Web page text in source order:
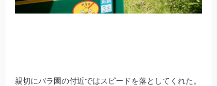
親切にバラ園の付近ではスピードを落としてくれた。